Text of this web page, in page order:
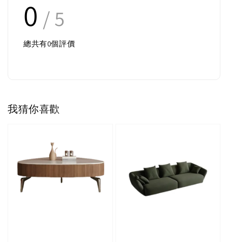
0 / 5
總共有0個評價
我猜你喜歡